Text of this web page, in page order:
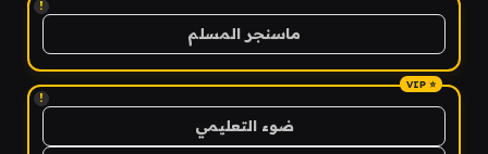
!
ماسنجر المسلم
!
ضوء التعليمي